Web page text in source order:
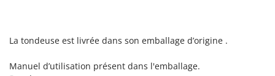
La tondeuse est livrée dans son emballage d’origine .
Manuel d’utilisation présent dans l'emballage.